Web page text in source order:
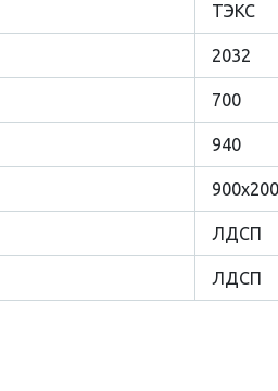
ТЭКС
2032
700
940
ЛДСП
ЛДСП